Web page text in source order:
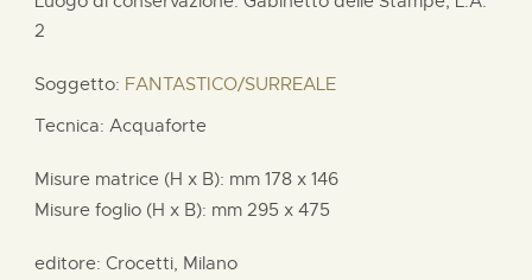
2
Soggetto: FANTASTICO/SURREALE
Tecnica: Acquaforte
Misure matrice (H x B): mm 178 x 146
Misure foglio (H x B): mm 295 x 475
editore: Crocetti, Milano